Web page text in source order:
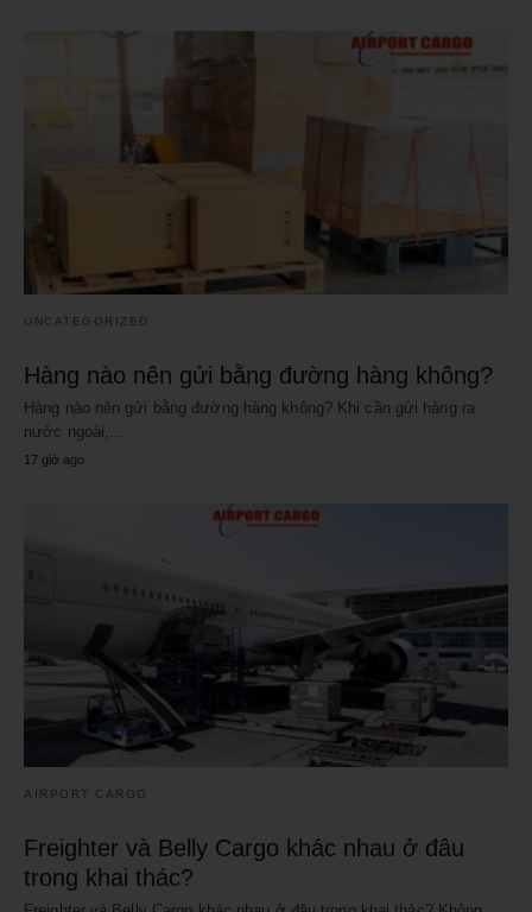
UNCATEGORIZED
Hàng nào nên gửi bằng đường hàng không?
Hàng nào nên gửi bằng đường hàng không? Khi cần gửi hàng ra
nước ngoài,…
17 giờ ago
AIRPORT CARGO
Freighter và Belly Cargo khác nhau ở đâu
trong khai thác?